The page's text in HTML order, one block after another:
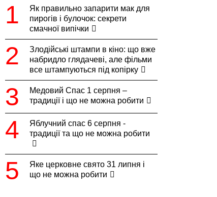
Як правильно запарити мак для
пирогів і булочок: секрети смачної
випічки
Злодійські штампи в кіно: що вже
набридло глядачеві, але фільми все
штампуються під копірку
Медовий Спас 1 серпня – традиції і
що не можна робити
Яблучний спас 6 серпня - традиції
та що не можна робити
Яке церковне свято 31 липня і що
не можна робити